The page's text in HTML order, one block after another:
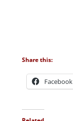
Share this:
Facebook